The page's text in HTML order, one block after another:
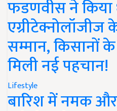
फडणवीस ने किया
सम्मान, किसानों
मिली नई पहचान!
Lifestyle
बारिश में नमक